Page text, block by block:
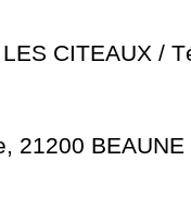
CITEAUX /
21200